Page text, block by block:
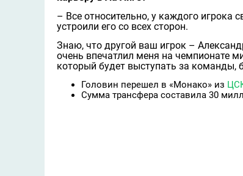
– Все относительно, у каждого игрока
устроили его со всех сторон.
Знаю, что другой ваш игрок –
очень впечатлил меня на чемпионате
который будет выступать за команды,
Головин перешел в «Монако» из
Сумма трансфера составила 30